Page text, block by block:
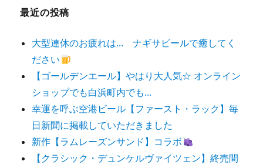
最近の投稿
大型連休のお疲れは… ナギサビールで癒してく
ださい
【ゴールデンエール】やはり大人気☆ オンライン
ショップでも白浜町内でも…
幸運を呼ぶ空港ビール【ファースト・ラック】毎
日新聞に掲載していただきました
新作【ラムレーズンサンド】コラボ
【クラシック・デュンケルヴァイツェン】終売間